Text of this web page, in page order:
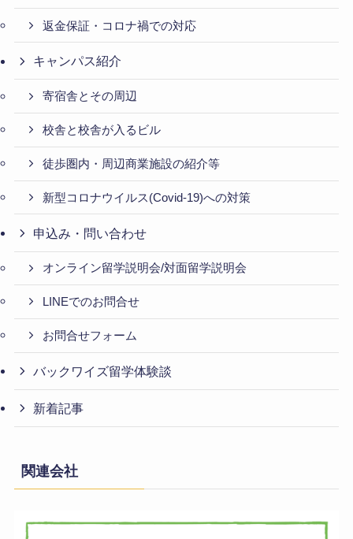
返金保証・コロナ禍での対応
キャンパス紹介
寄宿舎とその周辺
校舎と校舎が入るビル
徒歩圏内・周辺商業施設の紹介等
新型コロナウイルス(Covid-19)への対策
申込み・問い合わせ
オンライン留学説明会/対面留学説明会
LINEでのお問合せ
お問合せフォーム
バックワイズ留学体験談
新着記事
関連会社